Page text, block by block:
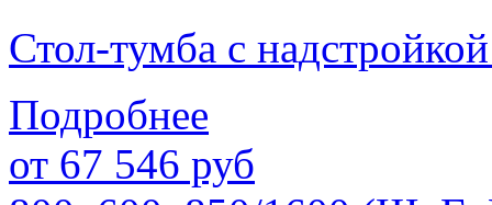
Стол-тумба с
Подробнее
от 67 546 руб